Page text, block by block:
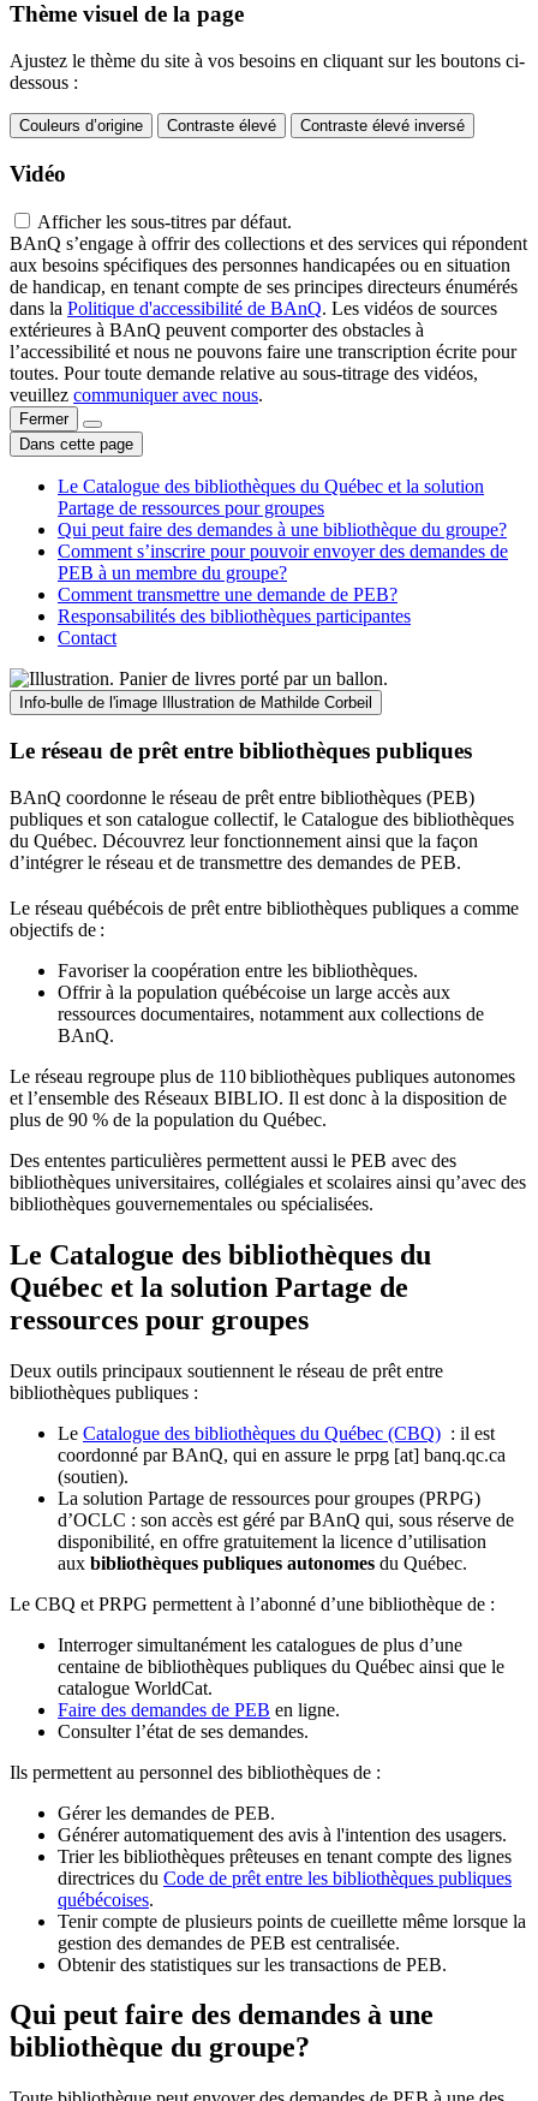
Thème visuel de la page
Ajustez le thème du site à vos besoins en cliquant sur les boutons ci-
dessous :
Couleurs d’origine Contraste élevé Contraste élevé inversé
Vidéo
Afficher les sous-titres par défaut.
BAnQ s’engage à offrir des collections et des services qui répondent
aux besoins spécifiques des personnes handicapées ou en situation
de handicap, en tenant compte de ses principes directeurs énumérés
dans la Politique d'accessibilité de BAnQ. Les vidéos de sources
extérieures à BAnQ peuvent comporter des obstacles à
l’accessibilité et nous ne pouvons faire une transcription écrite pour
toutes. Pour toute demande relative au sous-titrage des vidéos,
veuillez communiquer avec nous.
Fermer
Dans cette page
Le Catalogue des bibliothèques du Québec et la solution
Partage de ressources pour groupes
Qui peut faire des demandes à une bibliothèque du groupe?
Comment s’inscrire pour pouvoir envoyer des demandes de
PEB à un membre du groupe?
Comment transmettre une demande de PEB?
Responsabilités des bibliothèques participantes
Contact
Info-bulle de l'image Illustration de Mathilde Corbeil
Le réseau de prêt entre bibliothèques publiques
BAnQ coordonne le réseau de prêt entre bibliothèques (PEB)
publiques et son catalogue collectif, le Catalogue des bibliothèques
du Québec. Découvrez leur fonctionnement ainsi que la façon
d’intégrer le réseau et de transmettre des demandes de PEB.
Le réseau québécois de prêt entre bibliothèques publiques a comme
objectifs de :
Favoriser la coopération entre les bibliothèques.
Offrir à la population québécoise un large accès aux
ressources documentaires, notamment aux collections de
BAnQ.
Le réseau regroupe plus de 110bibliothèques publiques autonomes
et l’ensemble des Réseaux BIBLIO. Il est donc à la disposition de
plus de 90 % de la population du Québec.
Des ententes particulières permettent aussi le PEB avec des
bibliothèques universitaires, collégiales et scolaires ainsi qu’avec des
bibliothèques gouvernementales ou spécialisées.
Le Catalogue des bibliothèques du
Québec et la solution Partage de
ressources pour groupes
Deux outils principaux soutiennent le réseau de prêt entre
bibliothèques publiques :
Le Catalogue des bibliothèques du Québec (CBQ) : il est
coordonné par BAnQ, qui en assure le prpg [at] banq.qc.ca
(soutien).
La solution Partage de ressources pour groupes (PRPG)
d’OCLC : son accès est géré par BAnQ qui, sous réserve de
disponibilité, en offre gratuitement la licence d’utilisation
aux bibliothèques publiques autonomes du Québec.
Le CBQ et PRPG permettent à l’abonné d’une bibliothèque de :
Interroger simultanément les catalogues de plus d’une
centaine de bibliothèques publiques du Québec ainsi que le
catalogue WorldCat.
Faire des demandes de PEB en ligne.
Consulter l’état de ses demandes.
Ils permettent au personnel des bibliothèques de :
Gérer les demandes de PEB.
Générer automatiquement des avis à l'intention des usagers.
Trier les bibliothèques prêteuses en tenant compte des lignes
directrices du Code de prêt entre les bibliothèques publiques
québécoises.
Tenir compte de plusieurs points de cueillette même lorsque la
gestion des demandes de PEB est centralisée.
Obtenir des statistiques sur les transactions de PEB.
Qui peut faire des demandes à une
bibliothèque du groupe?